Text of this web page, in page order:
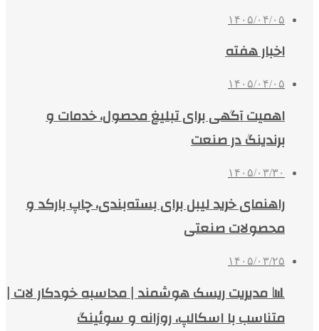
۱۴۰۵/۰۴/۰۵
اخبار هفته
۱۴۰۵/۰۴/۰۵
اهمیت آگهی برای تبلیغ محصول، خدمات و
برندینگ در صنعت
۱۴۰۵/۰۳/۳۰
راهنمای خرید لیبل برای بسته‌بندی، چاپ بارکد و
محصولات صنعتی
۱۴۰۵/۰۳/۲۵
📊 مدیریت ریسک هوشمند | محاسبه خودکار لات |
متناسب با اسکالپ، روزانه و سوئینگ